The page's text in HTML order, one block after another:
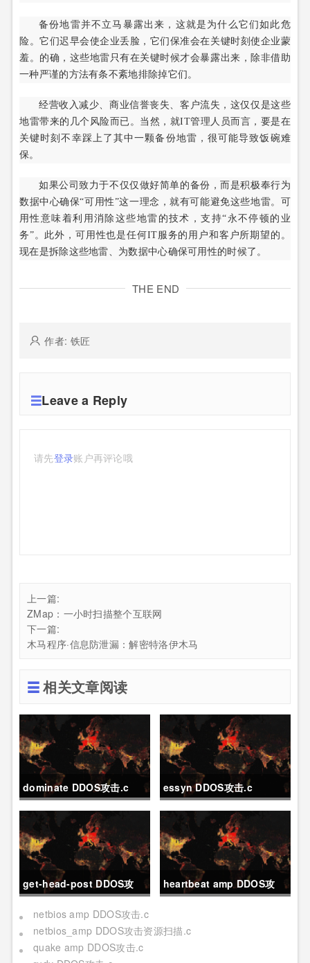
备份地雷并不立马暴露出来，这就是为什么它们如此危
险。它们迟早会使企业丢脸，它们保准会在关键时刻使企业蒙
羞。的确，这些地雷只有在关键时候才会暴露出来，除非借助
一种严谨的方法有条不紊地排除掉它们。
经营收入减少、商业信誉丧失、客户流失，这仅仅是这些
地雷带来的几个风险而已。当然，就IT管理人员而言，要是在
关键时刻不幸踩上了其中一颗备份地雷，很可能导致饭碗难
保。
如果公司致力于不仅仅做好简单的备份，而是积极奉行为
数据中心确保“可用性”这一理念，就有可能避免这些地雷。可
用性意味着利用消除这些地雷的技术，支持“永不停顿的业
务”。此外，可用性也是任何IT服务的用户和客户所期望的。
现在是拆除这些地雷、为数据中心确保可用性的时候了。
THE END
作者: 铁匠
Leave a Reply
请先登录账户再评论哦
上一篇:
ZMap：一小时扫描整个互联网
下一篇:
木马程序·信息防泄漏：解密特洛伊木马
相关文章阅读
dominate DDOS攻击.c essyn DDOS攻击.c
get-head-post DDOS攻
击.c
heartbeat amp DDOS攻
netbios amp DDOS攻击.c
netbios_amp DDOS攻击资源扫描.c
quake amp DDOS攻击.c